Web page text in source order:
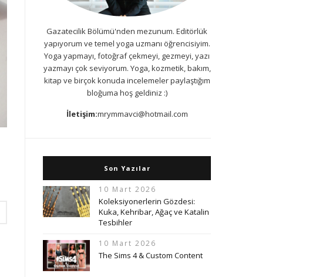
Gazatecilik Bölümü'nden mezunum. Editörlük
yapıyorum ve temel yoga uzmanı öğrencisiyim.
Yoga yapmayı, fotoğraf çekmeyi, gezmeyi, yazı
yazmayı çok seviyorum. Yoga, kozmetik, bakım,
kitap ve birçok konuda incelemeler paylaştığım
bloğuma hoş geldiniz :)
İletişim:mrymmavci@hotmail.com
Son Yazılar
10 Mart 2026
Koleksiyonerlerin Gözdesi:
Kuka, Kehribar, Ağaç ve Katalin
Tesbihler
10 Mart 2026
The Sims 4 & Custom Content